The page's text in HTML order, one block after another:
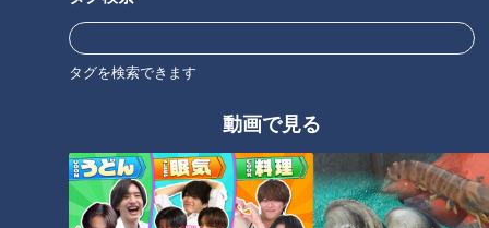
タグを検索できます
動画で見る
オススメ関連コンテンツ